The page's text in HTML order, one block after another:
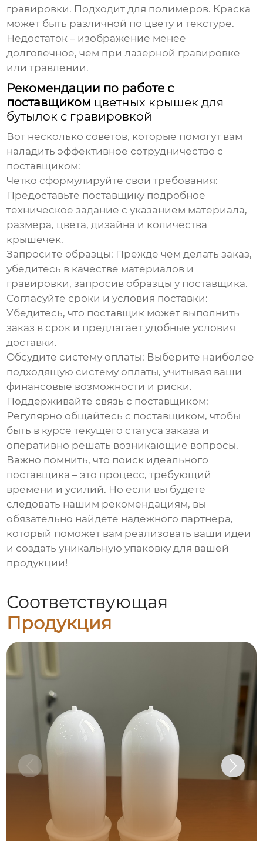
гравировки. Подходит для полимеров. Краска
может быть различной по цвету и текстуре.
Недостаток – изображение менее
долговечное, чем при лазерной гравировке
или травлении.
Рекомендации по работе с
поставщиком цветных крышек для
бутылок с гравировкой
Вот несколько советов, которые помогут вам
наладить эффективное сотрудничество с
поставщиком:
Четко сформулируйте свои требования:
Предоставьте поставщику подробное
техническое задание с указанием материала,
размера, цвета, дизайна и количества
крышечек.
Запросите образцы: Прежде чем делать заказ,
убедитесь в качестве материалов и
гравировки, запросив образцы у поставщика.
Согласуйте сроки и условия поставки:
Убедитесь, что поставщик может выполнить
заказ в срок и предлагает удобные условия
доставки.
Обсудите систему оплаты: Выберите наиболее
подходящую систему оплаты, учитывая ваши
финансовые возможности и риски.
Поддерживайте связь с поставщиком:
Регулярно общайтесь с поставщиком, чтобы
быть в курсе текущего статуса заказа и
оперативно решать возникающие вопросы.
Важно помнить, что поиск идеального
поставщика – это процесс, требующий
времени и усилий. Но если вы будете
следовать нашим рекомендациям, вы
обязательно найдете надежного партнера,
который поможет вам реализовать ваши идеи
и создать уникальную упаковку для вашей
продукции!
Соответствующая
Продукция